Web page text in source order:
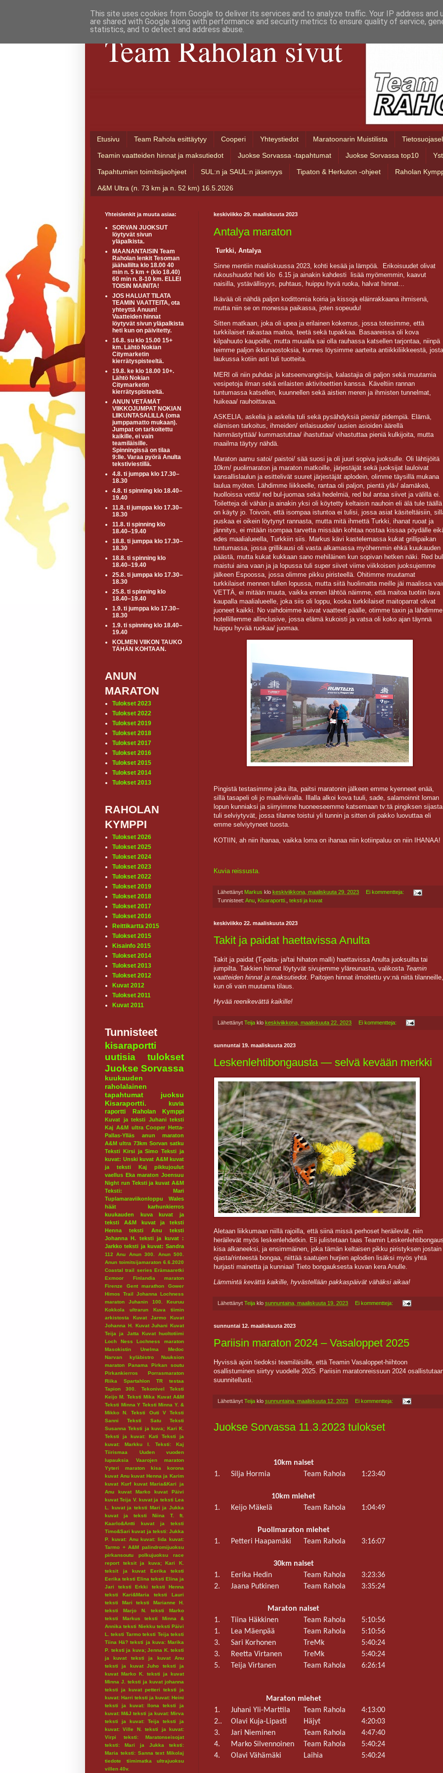
Team Raholan sivut
Etusivu Team Rahola esittäytyy Cooperi Yhteystiedot Maratoonarin Muistilista
Teamin vaatteiden hinnat ja maksutiedot Juokse Sorvassa -tapahtumat Juokse Sorvassa top10
Tapahtumien toimitsijaohjeet SUL:n ja SAUL:n jäsenyys Tipaton & Herkuton -ohjeet Raholan
A&M Ultra (n. 73 km ja n. 52 km) 16.5.2026
keskiviikko 29. maaliskuuta 2023
Antalya maraton
Turkki, Antalya
Sinne mentiin maaliskuussa 2023, kohti kesää ja lämpöä. Erikoisuudet olivat
rukoushuudot heti klo 6.15 ja ainakin kahdesti lisää myömemmin, kaavut
naisilla, ystävällisyys, puhtaus, huippu hyvä ruoka, halvat hinnat...
Ikävää oli nähdä paljon kodittomia koiria ja kissoja eläinrakkaana ihmisenä,
mutta niin se on monessa paikassa, joten sopeudu!
Sitten matkaan, joka oli upea ja erilainen kokemus, jossa totesimme, että
turkkilaiset rakastaa maitoa, teetä sekä tupakkaa. Basaareissa oli kova
kilpahuuto kaupoille, mutta muualla sai olla rauhassa katsellen tarjontaa, niinpä
teimme paljon ikkunaostoksia, kunnes löysimme aarteita antiikkiliikkeestä, josta
laukussa kotiin asti tuli tuotteita.
MERI oli niin puhdas ja katseenvangitsija, kalastajia oli paljon sekä muutamia
vesipetoja ilman sekä erilaisten aktiviteettien kanssa. Käveltiin rannan
tuntumassa katsellen, kuunnellen sekä aistien meren ja ihmisten tunnelmat,
huikeaa/ rauhoittavaa.
ASKELIA, askelia ja askelia tuli sekä pysähdyksiä pieniä/ pidempiä. Elämä,
elämisen tarkoitus, ihmeiden/ erilaisuuden/ uusien asioiden äärellä
hämmästyttää/ kummastuttaa/ ihastuttaa/ vihastuttaa pieniä kulkijoita, mutta
maailma täytyy nähdä.
Maraton aamu satoi/ paistoi/ sää suosi ja oli juuri sopiva juoksulle. Oli lähtijöitä
10km/ puolimaraton ja maraton matkoille, järjestäjät sekä juoksijat lauloivat
kansallislaulun ja esittelivät suuret järjestäjät aplodein, olimme täysillä mukana
laulua myöten. Lähdimme liikkeelle, rantaa oli paljon, pientä ylä-/ alamäkeä,
huolloissa vettä/ red bul-juomaa sekä hedelmiä, red bul antaa siivet ja välillä ei.
Toiletteja oli vähän ja ainakin yksi oli köytetty keltaisin nauhoin eli älä tule täällä
on käyty jo. Toivoin, että isompaa istuntoa ei tulisi, jossa asiat käsiteltäisiin,
puskaa ei oikein löytynyt rannasta, mutta mitä ihmettä Turkki, ihanat ruoat ja
jännitys, ei mitään isompaa tarvetta missään kohtaa nostaa kissaa pöydälle
edes maalialueella, Turkkiin siis. Markus kävi kastelemassa kukat grillipaikan
tuntumassa, jossa grillikausi oli vasta alkamassa myöhemmin ehkä kuukauden
päästä, mutta kukat kukkaan sano mehiläinen kun sopivan hetken näki. Red bul
maistui aina vaan ja ja lopussa tuli super siivet viime viikkoisen juoksujemme
jälkeen Espoossa, jossa olimme pikku piristeellä. Ohitimme muutamat
turkkilaiset mennen tullen lopussa, mutta siitä huolimatta meille jäi maalissa
VETTÄ, ei mitään muuta, vaikka ennen lähtöä näimme, että maitoa tuotiin lava
kaupalla maalialueelle, joka siis oli loppu, koska turkkilaiset maitoparrat olivat
juoneet kaikki. No vaihdoimme kuivat vaatteet päälle, otimme taxin ja lähdimme
hotellillemme allinclusive, jossa elämä kukoisti ja vatsa oli koko ajan täynnä
huippu hyvää ruokaa/ juomaa.
Pingistä testasimme joka ilta, paitsi maratonin jälkeen emme kyenneet enää,
sillä tasapeli oli jo maaliviivalla. Illalla alkoi kova tuuli, sade, salamoinnit loman
lopun kunniaksi ja siirryimme huoneeseemme katsemaan tv:tä pingiksen
tuli selviytyvät, jossa tilanne toistui yli tunnin ja sitten oli pakko luovuttaa eli
emme selviytyneet tuosta.
KOTIIN, ah niin ihanaa, vaikka loma on ihanaa niin kotiinpaluu on niin IHANAA!
Kuvia reissusta.
Lähettänyt Markus klo keskiviikkona, maaliskuuta 29, 2023
Ei kommentteja:
Tunnisteet: Anu Kisaraportti. teksti ja kuvat
keskiviikko 22. maaliskuuta 2023
Takit ja paidat haettavissa Anulta
Takit ja paidat (T-paita- ja/tai hihaton malli) haettavissa Anulta juoksuilta tai
jumpilta. Takkien hinnat löytyvät sivujemme yläreunasta, valikosta Teamin
vaatteiden hinnat ja maksutiedot . Paitojen hinnat ilmoitettu yv:nä niitä tilanneille,
kun oli vain muutama tilaus.
Hyvää reenikevättä kaikille!
Lähettänyt Teija klo keskiviikkona, maaliskuuta 22, 2023 Ei kommentteja:
sunnuntai 19. maaliskuuta 2023
Leskenlehtibongausta — selvä kevään merkki
Aletaan liikkumaan niillä rajoilla, että siinä missä perhoset heräilevät, niin
heräilevät myös leskenlehdetkin. Eli julistetaan taas Teamin
kisa alkaneeksi, ja ensimmäinen, joka tämän keltaisen pikku piristyksen jostain
ojasta/rinteestä bongaa, niittää saatujen hurjien aplodien lisäksi myös yhtä
hurjasti mainetta ja kunniaa! Tieto bongauksesta kuvan kera Anulle.
Lämmintä kevättä kaikille, hyvästellään pakkaspäivät vähäksi aikaa!
Lähettänyt Teija klo sunnuntaina, maaliskuuta 19, 2023 Ei kommentteja:
sunnuntai 12. maaliskuuta 2023
Pariisin maraton 2024 – Vasaloppet 2025
Hyvissä ajoin tiedoksi teamiläisille, että Teamin Vasaloppet-hiihtoon
osallistuminen siirtyy vuodelle 2025. Pariisin maratonreissuun 2024
suunnitellusti.
Lähettänyt Teija klo sunnuntaina, maaliskuuta 12, 2023 Ei kommentteja:
Juokse Sorvassa 11.3.2023 tulokset
10km naiset
1.
Silja Hormia Team Rahola 1:23:40
10km miehet
1.
Keijo Mäkelä Team Rahola 1:04:49
Puolimaraton miehet
1.
Petteri Haapamäki Team Rahola 3:16:07
30km naiset
1.
Eerika Hedin Team Rahola
3:23:36
2.
Jaana Putkinen Team Rahola 3:35:24
Maraton naiset
1.
Tiina Häkkinen Team Rahola
5:10:56
1.
Lea Mäenpää Team Rahola
5:10:56
3.
Sari Korhonen TreMk
5:40:24
3.
Reetta Virtanen TreMk
5:40:24
5.
Teija Virtanen Team Rahola 6:26:14
Maraton miehet
1.
Juhani Yli-Marttila Team Rahola
4:13:00
2..
Olavi Kuja-Lipasti Häjyt
4:20:03
3.
Jari Nieminen Team Rahola
4:47:40
4.
Marko Silvennoinen Team Rahola
5:40:24
4.
Olavi Vähämäki Laihia 5:40:24
Yhteislenkit ja muuta asiaa:
SORVAN JUOKSUT
löytyvät sivun
yläpalkista.
MAANANTAISIN Team
Raholan lenkit Tesoman
jäähallilta klo 18.00 40
min n. 5 km + (klo 18.40)
60 min n. 8-10 km. ELLEI
TOISIN MAINITA!
JOS HALUAT TILATA
TEAMIN VAATTEITA, ota
yhteyttä Anuun!
Vaatteiden hinnat
löytyvät sivun yläpalkista
heti kun on päivitetty.
16.8. su klo 15.00 15+
km. Lähtö Nokian
Citymarketin
kierrätyspisteeltä.
19.8. ke klo 18.00 10+.
Lähtö Nokian
Citymarketin
kierrätyspisteeltä.
ANUN VETÄMÄT
VIIKKOJUMPAT NOKIAN
LIIKUNTASALILLA (oma
jumppamatto mukaan).
Jumpat on tarkoitettu
kaikille, ei vain
teamiläisille.
Spinningissä on tilaa
9:lle. Varaa pyörä Anulta
tekstiviestillä.
4.8. ti jumppa klo 17.30–
18.30
4.8. ti spinning klo 18.40–
19.40
11.8. ti jumppa klo 17.30–
18.30
11.8. ti spinning klo
18.40–19.40
18.8. ti jumppa klo 17.30–
18.30
18.8. ti spinning klo
18.40–19.40
25.8. ti jumppa klo 17.30–
18.30
25.8. ti spinning klo
18.40–19.40
1.9. ti jumppa klo 17.30–
18.30
1.9. ti spinning klo 18.40–
19.40
KOLMEN VIIKON TAUKO
TÄHÄN KOHTAAN.
ANUN
MARATON
Tulokset 2023
Tulokset 2022
Tulokset 2019
Tulokset 2018
Tulokset 2017
Tulokset 2016
Tulokset 2015
Tulokset 2014
Tulokset 2013
RAHOLAN
KYMPPI
Tulokset 2026
Tulokset 2025
Tulokset 2024
Tulokset 2023
Tulokset 2022
Tulokset 2019
Tulokset 2018
Tulokset 2017
Tulokset 2016
Reittikartta 2015
Tulokset 2015
Kisainfo 2015
Tulokset 2014
Tulokset 2013
Tulokset 2012
Kuvat 2012
Tulokset 2011
Kuvat 2011
Tunnisteet
kisaraportti
uutisia
tulokset
Juokse Sorvassa
kuukauden
raholalainen
tapahtumat
juoksu
Kisaraportti.
kuvia
raportti
Raholan Kymppi
Kuvat ja teksti Juhani teksti
Kaj A&M ultra Cooper Hetta-
Pallas-Ylläs
anun maraton
A&M ultra 73km Sorvan satku
Teksti Kirsi ja Simo Teksti ja
kuvat: Unski kuvat A&M kuvat
ja teksti Kaj
pikkujoulut
vaellus Eka maraton Joensuu
Night run Teksti ja kuvat A&M
Teksti: Mari
Tuplamaraviikonloppu
Wales
häät
karhunkierros
kuukauden kuva
kuvat ja
teksti A&M
kuvat ja teksti
Henna
teksti Anu
teksti
Johanna H. teksti ja kuvat :
Jarkko teksti ja kuvat: Sandra
112 Anu Anun 300.
Anun 500.
Anun toimitsijamaraton 6.6.2020
Coastal trail series Erämaaretki
Exmoor
Finlandia maraton
Firenze
Gent marathon
Gower
Himos Trail
Johanna Lochness
maraton
Juhanin 100.
Keuruu
Kokkola ultrarun
Kuva tiimin
arkistosta
Kuvat Jarmo
Kuvat
Johanna H.
Kuvat Juhani Kuvat
Teija ja Jatta
Kuvat huoltotiimi
Loch Ness
Lochness maraton
Masokistin Unelma
Medoc
Narvan kyläbistro
Nuuksion
maraton
Panama
Pirkan soutu
Pirkankierros
Porrasmaraton
Riika
Spartahlon
TR testaa
Tapion 300.
Tekonivel
Teksti
Keijo M.
Teksti Mika Kuvat A&M
Teksti Minna Y Teksti Minna Y. &
Mikko N.
Teksti Outi V
Teksti
Sanni
Teksti Satu
Teksti
Susanna Teksti ja kuva; Kari K.
Teksti ja kuvat: Kati
Teksti ja
kuvat: Markku I.
Teksti: Kaj
Tiirismaa
Uuden vuoden
lupauksia
Vaarojen maraton
Yyteri maraton
kisa
korona
kuvat Anu kuvat Henna ja Karim
kuvat Kurf kuvat Maria&Kari ja
Anu
kuvat Marko
kuvat Päivi
kuvat Teija V. kuvat ja teksti Lea
L.
kuvat ja teksti Mari ja Jukka
kuvat ja teksti Niina T. ft.
Kaarlo&Antti
kuvat ja teksti
Timo&Sari kuvat ja teksti: Jukka
P.
kuvat: Anu kuvat: Iida kuvat:
Tarmo + A&M palindromijuoksu
pirkansoutu
polkujuoksu
race
report
teksit ja kuva; Kari K.
teksit ja kuvat Eerika
teksti
Eerika teksti Elina teksti Elina ja
Jari
teksti Erkki
teksti Henna
teksti Kari&Maria
teksti Lauri
teksti Mari
teksti Marianne H.
teksti Marjo N.
teksti Marko
teksti Markus
teksti Minna &
Annika teksti Niekku teksti Päivi
L.
teksti Tarmo teksti Teija teksti
Tiina Hä? teksti ja kuva: Marika
P. teksti ja kuva; Jenna K. teksti
ja kuvat
teksti ja kuvat Anu
teksti ja kuvat Juho
teksti ja
kuvat Marko K.
teksti ja kuvat
Minna J.
teksti ja kuvat johanna
teksti ja kuvat petteri
teksti ja
kuvat: Harri teksti ja kuvat: Heini
teksti ja kuvat: Ilona
teksti ja
kuvat: M&J teksti ja kuvat: Mirva
teksti ja kuvat: Teija
teksti ja
kuvat: Ville N.
teksti ja kuvat:
Virpi
teksti: Maratonseisojat
teksti: Mari ja Jukka
teksti:
Maria teksti: Sanna text Mikolaj
tiedote
tiimimatka
ultrajuoksu
villen 40v.
This site uses cookies from Google to deliver its services and to analyze traffic. Your IP address and
are shared with Google along with performance and security metrics to ensure quality of service,
statistics, and to detect and address abuse.